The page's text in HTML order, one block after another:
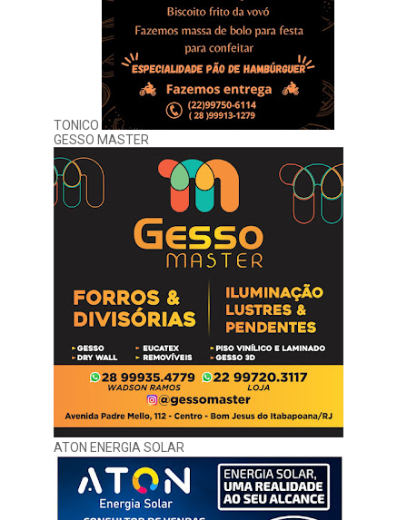
TONICO
GESSO MASTER
ATON ENERGIA SOLAR